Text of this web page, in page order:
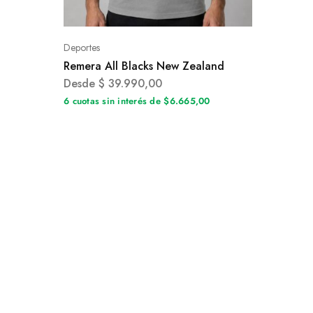
Deportes
Remera All Blacks New Zealand
Desde $ 39.990,00
6 cuotas sin interés de $6.665,00